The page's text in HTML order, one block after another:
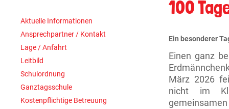
100
Ein besonderer
Einen ganz
März 2026
nicht im
Aktuelle Informationen
Ansprechpartner / Kontakt
Lage / Anfahrt
Leitbild
Schulordnung
Ganztagsschule
Kostenpflichtige Betreuung